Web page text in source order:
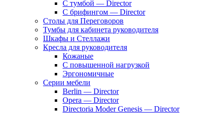
С тумбой — Director
C брифингом — Director
Столы для Переговоров
Тумбы для кабинета руководителя
Шкафы и Стеллажи
Кресла для руководителя
Кожаные
С повышенной нагрузкой
Эргономичные
Серии мебели
Berlin — Director
Opera — Director
Directoria Moder Genesis — Director